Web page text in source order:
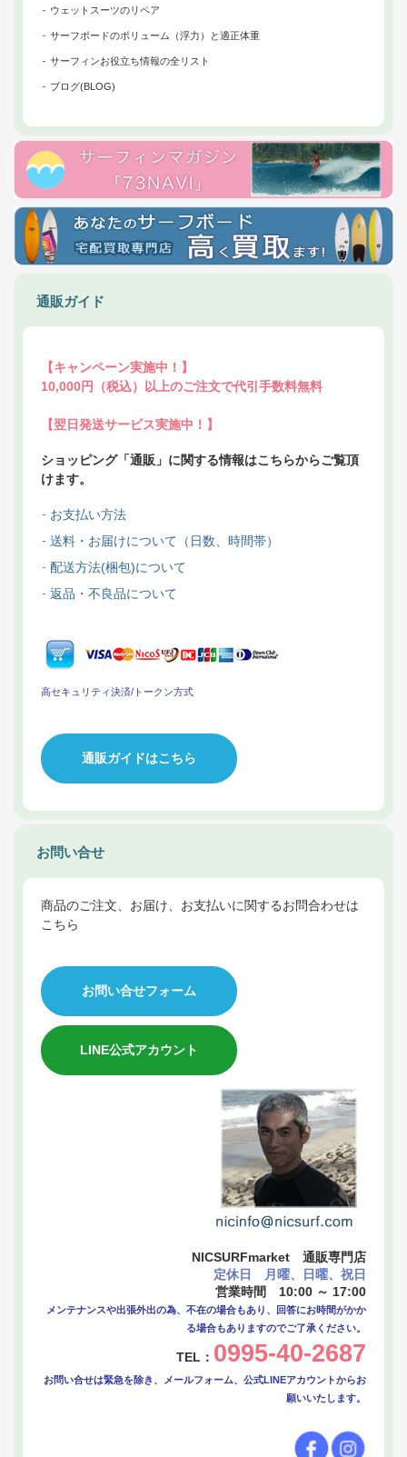
ウェットスーツのリペア
サーフボードのボリューム（浮力）と適正体重
サーフィンお役立ち情報の全リスト
ブログ(BLOG)
通販ガイド
【キャンペーン実施中！】
10,000円（税込）以上のご注文で代引手数料無料
【翌日発送サービス実施中！】
ショッピング「通販」に関する情報はこちらからご覧頂
けます。
お支払い方法
送料・お届けについて（日数、時間帯）
配送方法(梱包)について
返品・不良品について
高セキュリティ決済/トークン方式
通販ガイドはこちら
お問い合せ
商品のご注文、お届け、お支払いに関するお問合わせは
こちら
お問い合せフォーム
LINE公式アカウント
NICSURFmarket 通販専門店
定休日 月曜、日曜、祝日
営業時間 10:00 ～ 17:00
メンテナンスや出張外出の為、不在の場合もあり、回答にお時間がかか
る場合もありますのでご了承ください。
TEL： 0995-40-2687
お問い合せは緊急を除き、メールフォーム、公式LINEアカウントからお
願いいたします。